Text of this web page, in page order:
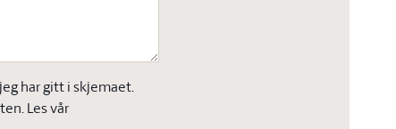
har gitt i skjemaet.
Les vår